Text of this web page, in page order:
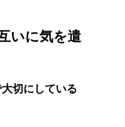
いに気を遣
切にしている